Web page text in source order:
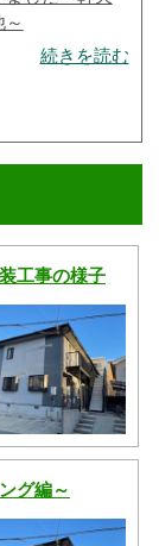
続きを読む
工事の様子
グ編～